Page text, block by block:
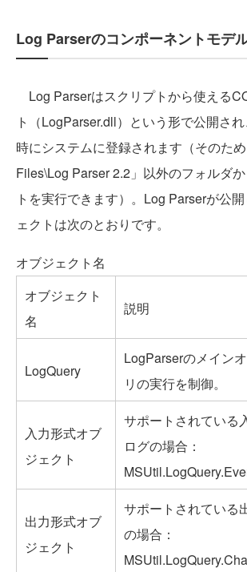
Log Parserのコンポーネントモデ
Log Parserはスクリプトから使える
ト（LogParser.dll）という形で公開さ
時にシステムに登録されます（そのた
Files\Log Parser 2.2」以外のフォルダ
トを実行できます）。Log Parserが公
ェクトは次のとおりです。
オブジェクト名
オブジェクト
名
説明
LogQuery
LogParserのメイン
リの実行を制御。
入力形式オブ
ジェクト
サポートされている
ログの場合：
出力形式オブ
ジェクト
サポートされている
の場合：